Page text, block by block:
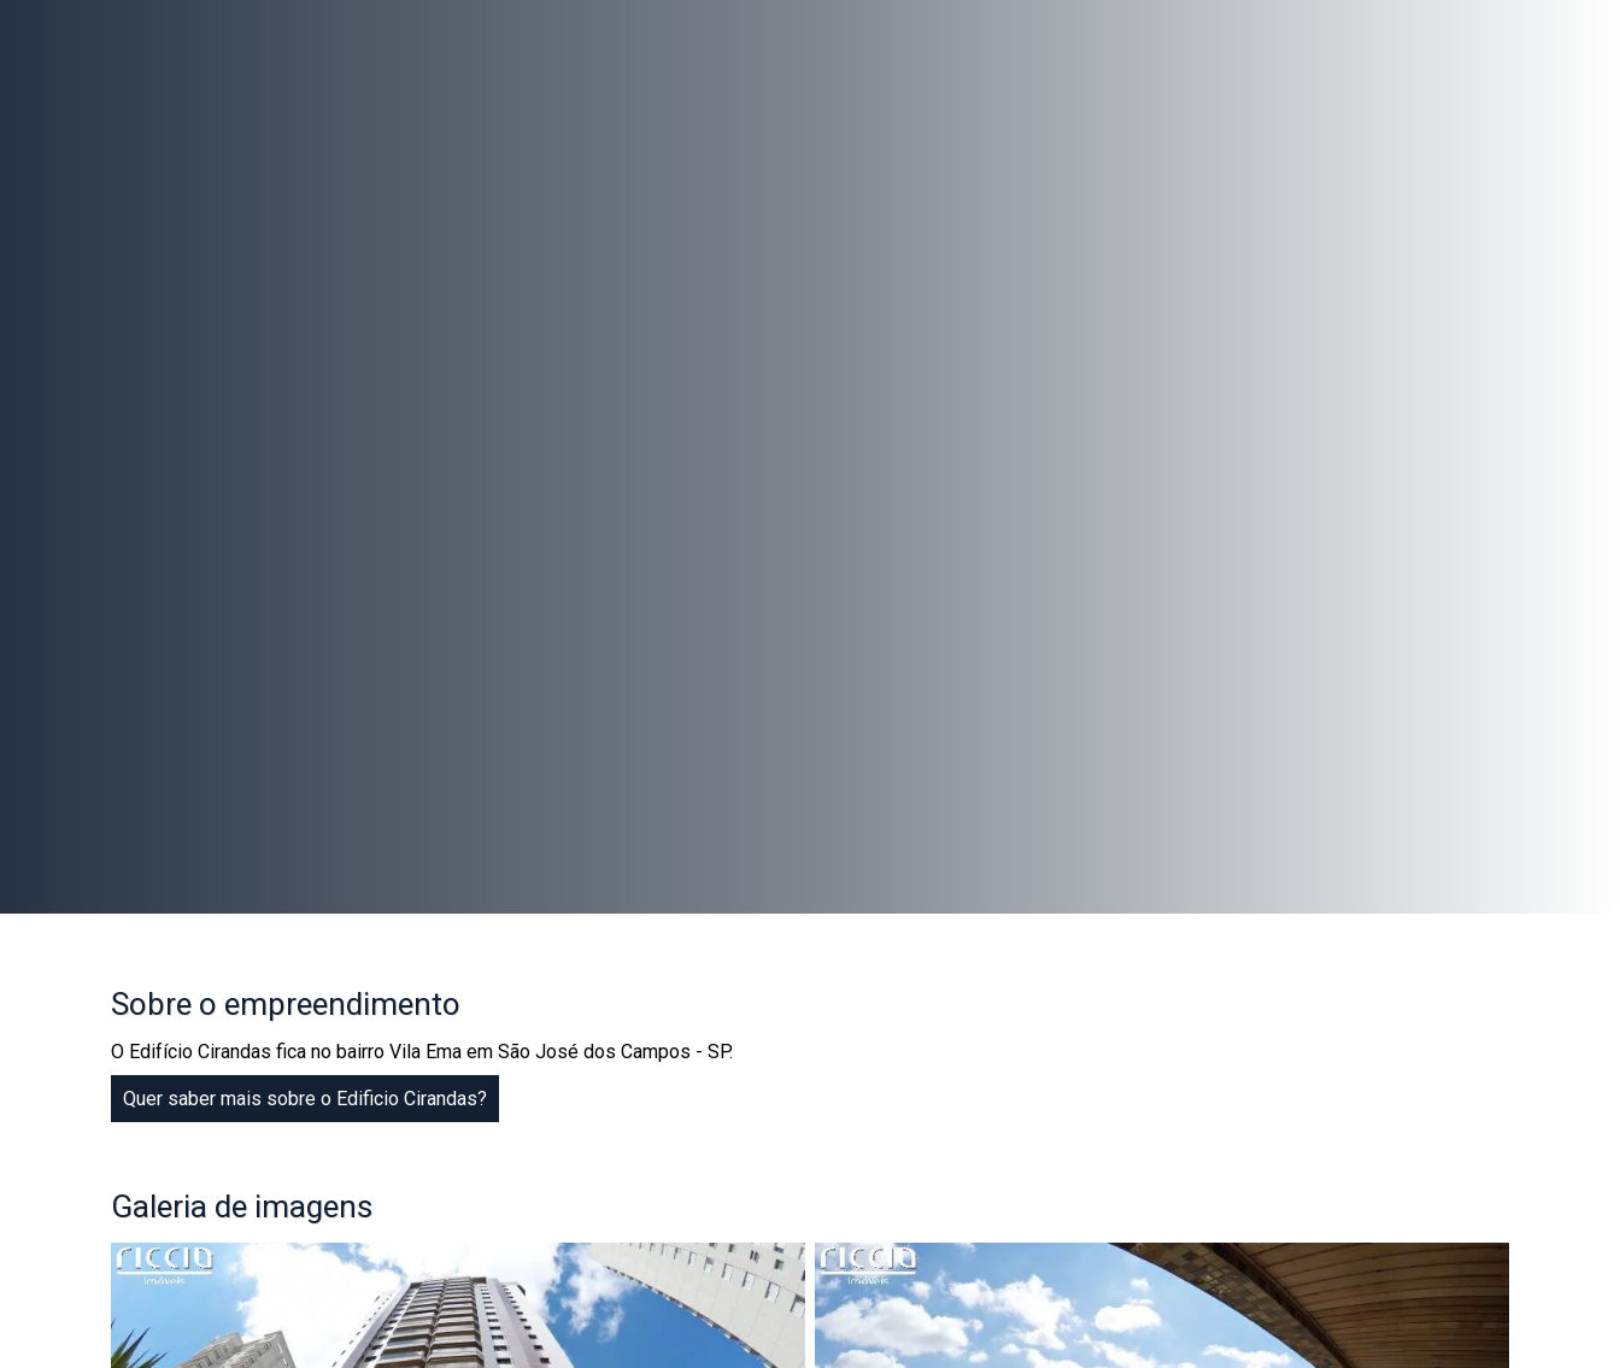
Sobre o empreendimento
O Edifício Cirandas fica no bairro Vila Ema em São José dos Campos - SP.
Quer saber mais sobre o Edificio Cirandas?
Galeria de imagens